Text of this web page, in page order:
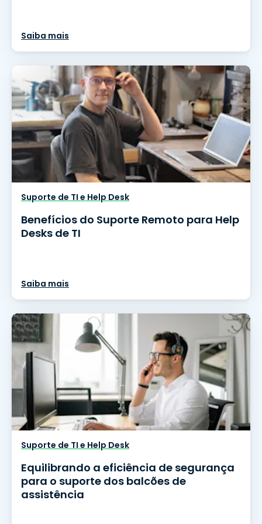
Saiba mais
Suporte de TI e Help Desk
Benefícios do Suporte Remoto para Help
Desks de TI
Saiba mais
Suporte de TI e Help Desk
Equilibrando a eficiência de segurança
para o suporte dos balcões de
assistência